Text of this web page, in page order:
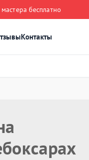
бесплатно
Контакты